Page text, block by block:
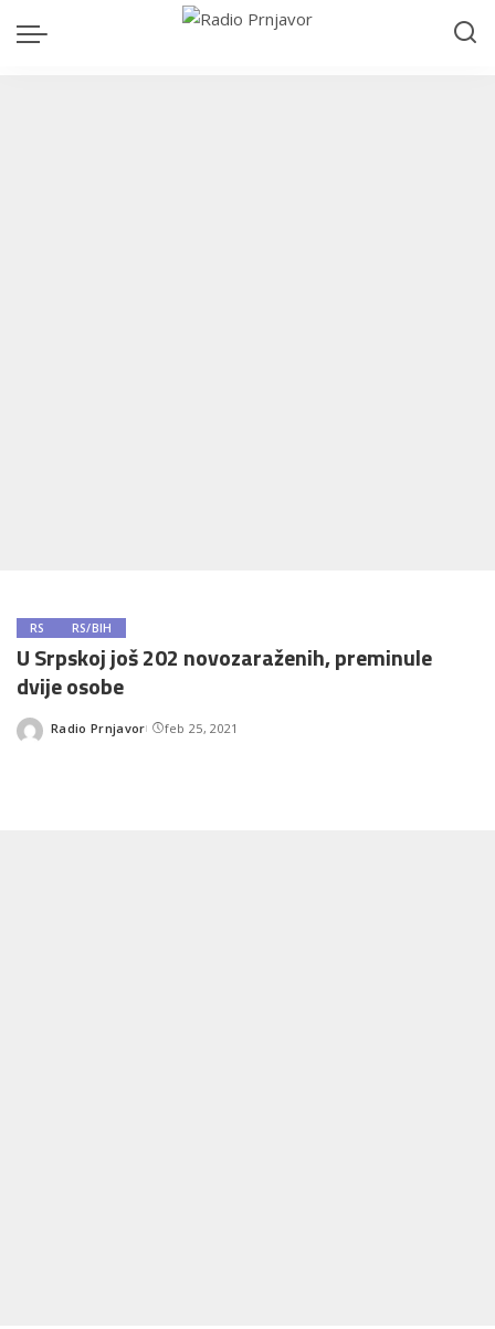
RS RS/BIH
U Srpskoj još 202 novozaraženih, preminule
dvije osobe
Posted
Radio Prnjavor feb 25, 2021